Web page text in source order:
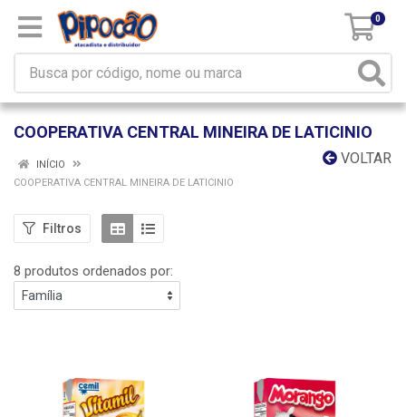
0
COOPERATIVA CENTRAL MINEIRA DE LATICINIO
VOLTAR
INÍCIO
COOPERATIVA CENTRAL MINEIRA DE LATICINIO
Filtros
8 produtos ordenados por: